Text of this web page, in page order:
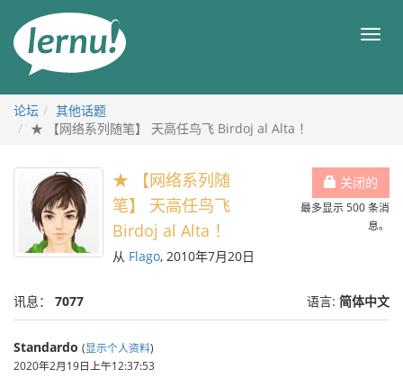
目
论坛
其他话题
★ 【网络系列随笔】 天高任鸟飞 Birdoj al Alta ！
关闭的
最多显示 500 条消
息。
★ 【网络系列随
笔】 天高任鸟飞
Birdoj al Alta ！
从 Flago, 2010年7月20日
讯息： 7077 语言: 简体中文
Standardo (显示个人资料)
2020年2月19日上午12:37:53